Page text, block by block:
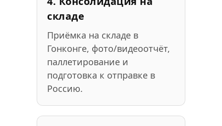
складе
Приёмка на складе в
Гонконге, фото/видеоотчёт,
паллетирование и
подготовка к отправке в
Россию.